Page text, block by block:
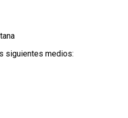
siguientes medios: